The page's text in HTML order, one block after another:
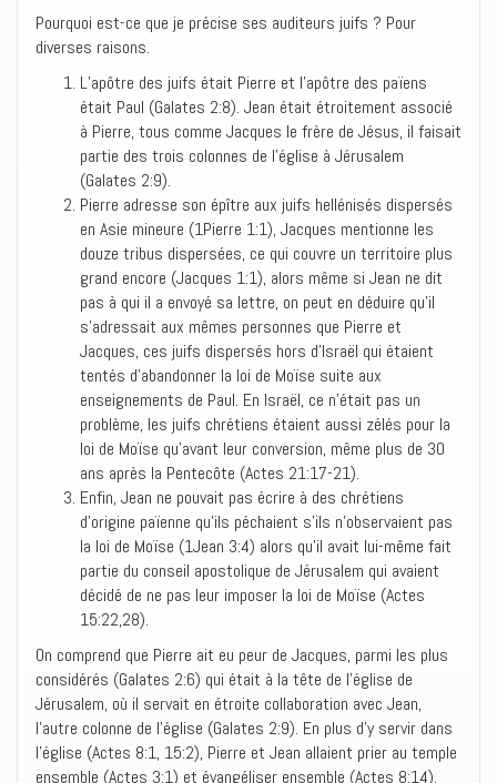
Pourquoi est-ce que je précise ses auditeurs juifs ? Pour
diverses raisons.
L’apôtre des juifs était Pierre et l’apôtre des païens
était Paul (Galates 2:8). Jean était étroitement associé
à Pierre, tous comme Jacques le frère de Jésus, il faisait
partie des trois colonnes de l’église à Jérusalem
(Galates 2:9).
Pierre adresse son épître aux juifs hellénisés dispersés
en Asie mineure (1Pierre 1:1), Jacques mentionne les
douze tribus dispersées, ce qui couvre un territoire plus
grand encore (Jacques 1:1), alors même si Jean ne dit
pas à qui il a envoyé sa lettre, on peut en déduire qu’il
s’adressait aux mêmes personnes que Pierre et
Jacques, ces juifs dispersés hors d’Israël qui étaient
tentés d’abandonner la loi de Moïse suite aux
enseignements de Paul. En Israël, ce n’était pas un
problème, les juifs chrétiens étaient aussi zélés pour la
loi de Moïse qu’avant leur conversion, même plus de 30
ans après la Pentecôte (Actes 21:17-21).
Enfin, Jean ne pouvait pas écrire à des chrétiens
d’origine païenne qu’ils péchaient s’ils n’observaient pas
la loi de Moïse (1Jean 3:4) alors qu’il avait lui-même fait
partie du conseil apostolique de Jérusalem qui avaient
décidé de ne pas leur imposer la loi de Moïse (Actes
15:22,28).
On comprend que Pierre ait eu peur de Jacques, parmi les plus
considérés (Galates 2:6) qui était à la tête de l’église de
Jérusalem, où il servait en étroite collaboration avec Jean,
l’autre colonne de l’église (Galates 2:9). En plus d’y servir dans
l’église (Actes 8:1, 15:2), Pierre et Jean allaient prier au temple
ensemble (Actes 3:1) et évangéliser ensemble (Actes 8:14).